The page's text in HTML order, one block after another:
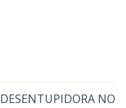
DESENTUPIDORA NO